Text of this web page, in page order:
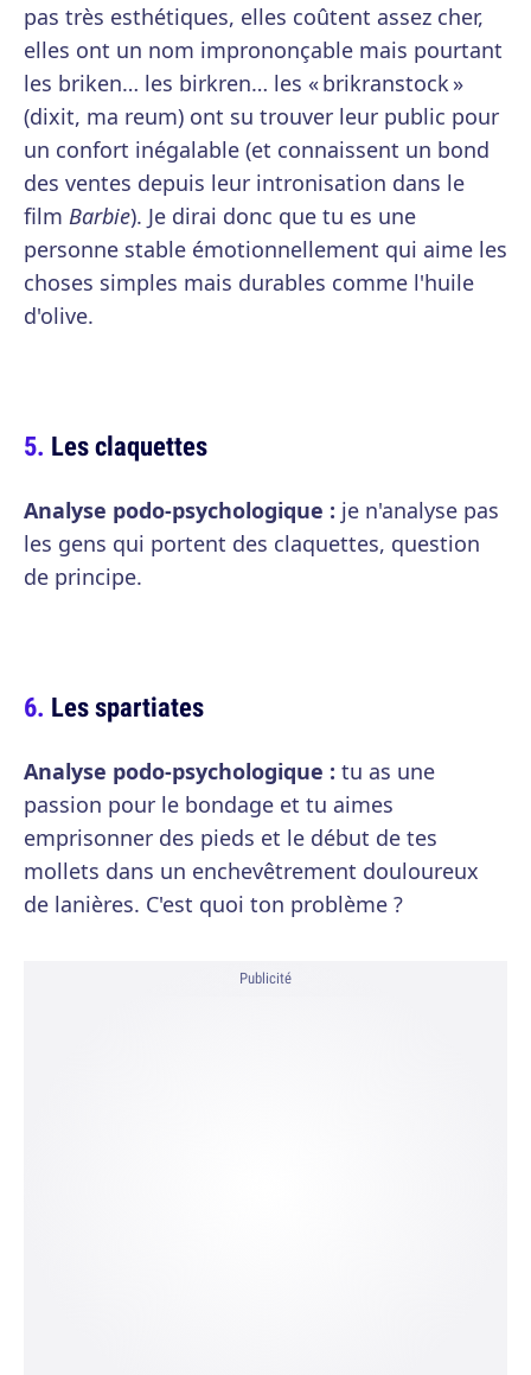
pas très esthétiques, elles coûtent assez cher,
elles ont un nom imprononçable mais pourtant
les briken… les birkren… les « brikranstock »
(dixit, ma reum) ont su trouver leur public pour
un confort inégalable (et connaissent un bond
des ventes depuis leur intronisation dans le
film Barbie). Je dirai donc que tu es une
personne stable émotionnellement qui aime les
choses simples mais durables comme l'huile
d'olive.
Les claquettes
Analyse podo-psychologique : je n'analyse pas
les gens qui portent des claquettes, question
de principe.
Les spartiates
Analyse podo-psychologique : tu as une
passion pour le bondage et tu aimes
emprisonner des pieds et le début de tes
mollets dans un enchevêtrement douloureux
de lanières. C'est quoi ton problème ?
Publicité